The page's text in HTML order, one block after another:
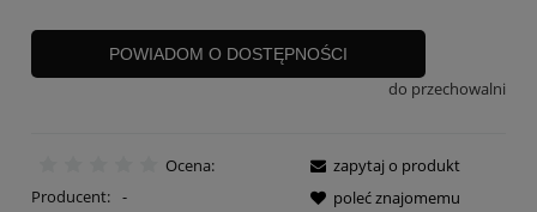
POWIADOM O DOSTĘPNOŚCI
do przechowalni
Ocena:
Producent: -
zapytaj o produkt
poleć znajomemu